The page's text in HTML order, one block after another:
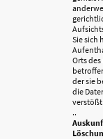
Sie sich
Orts
der sie
die
verstößt.
..